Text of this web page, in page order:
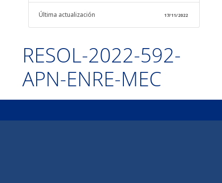
Última actualización 17/11/2022
RESOL-2022-592-
APN-ENRE-MEC